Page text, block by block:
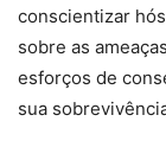
conscientizar
sobre as
esforços de
sua